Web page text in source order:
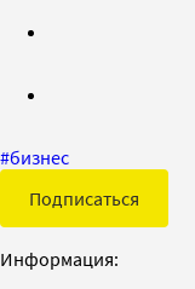
#бизнес
Подписаться
Информация: